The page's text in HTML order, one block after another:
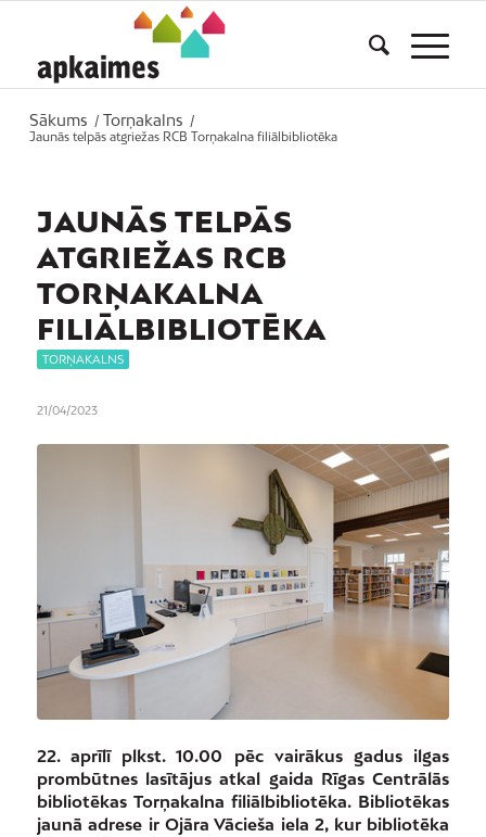
Sākums / Torņakalns
/
Jaunās telpās atgriežas RCB Torņakalna filiālbibliotēka
JAUNĀS TELPĀS
ATGRIEŽAS RCB
TORŅAKALNA
FILIĀLBIBLIOTĒKA
TORŅAKALNS
21/04/2023
22. aprīlī plkst. 10.00 pēc vairākus gadus ilgas
prombūtnes lasītājus atkal gaida Rīgas Centrālās
bibliotēkas Torņakalna filiālbibliotēka. Bibliotēkas
jaunā adrese ir Ojāra Vācieša iela 2, kur bibliotēka